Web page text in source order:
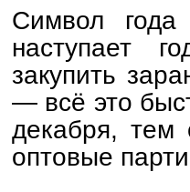
Символ
наступает
закупить
— всё это
декабря, тем
оптовые